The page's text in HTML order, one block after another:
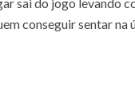
conseguir sentar na